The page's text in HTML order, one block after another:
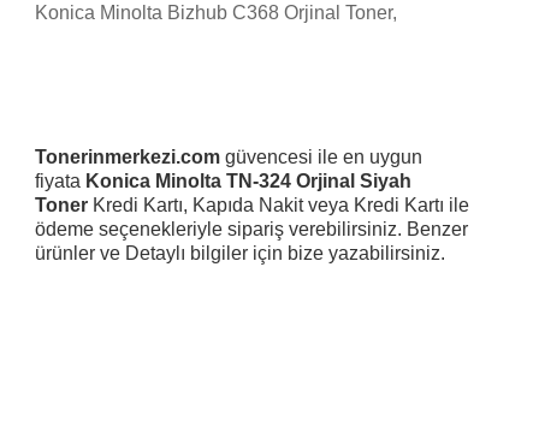
Konica Minolta Bizhub C368 Orjinal Toner,
Tonerinmerkezi.com güvencesi ile en uygun
fiyata Konica Minolta TN-324 Orjinal Siyah
Toner Kredi Kartı, Kapıda Nakit veya Kredi Kartı ile
ödeme seçenekleriyle sipariş verebilirsiniz. Benzer
ürünler ve Detaylı bilgiler için bize yazabilirsiniz.